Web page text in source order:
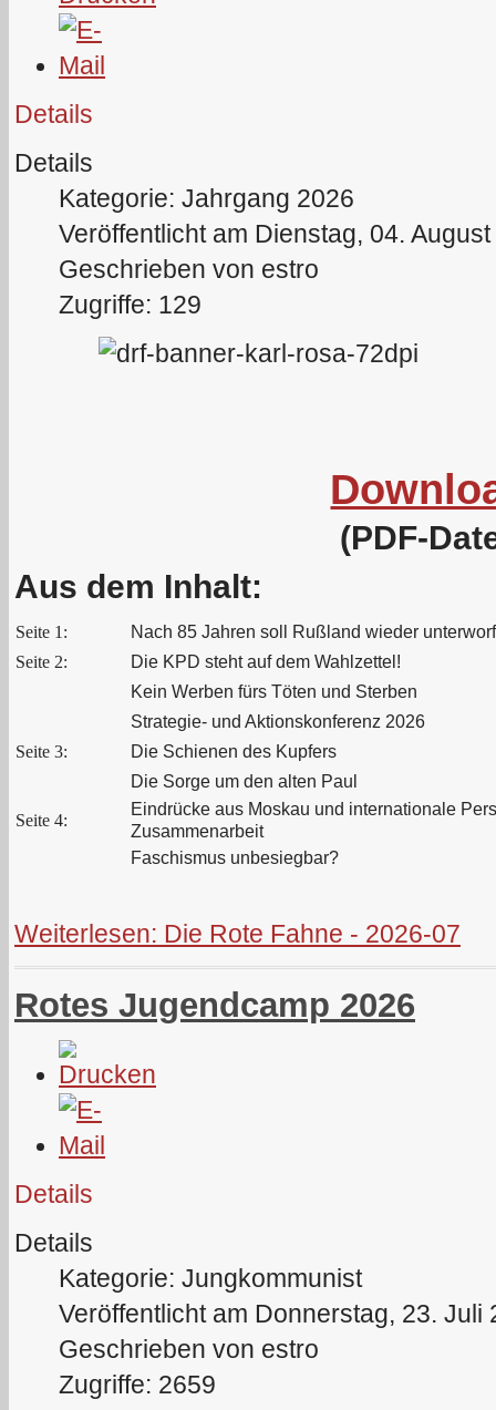
Details
Details
Kategorie: Jahrgang 2026
Veröffentlicht am Dienstag, 04.
Geschrieben von estro
Zugriffe: 129
(PDF-
Aus dem Inhalt:
Seite 1:
Nach 85 Jahren soll Rußland wieder
Seite 2:
Die KPD steht auf dem Wahlzettel!
Kein Werben fürs Töten und Sterben
Strategie- und Aktionskonferenz 2026
Seite 3:
Die Schienen des Kupfers
Die Sorge um den alten Paul
Seite 4:
Eindrücke aus Moskau und internationale
Zusammenarbeit
Faschismus unbesiegbar?
Weiterlesen: Die Rote Fahne - 2026-07
Rotes Jugendcamp 2026
Details
Details
Kategorie: Jungkommunist
Veröffentlicht am Donnerstag, 23. Juli
Geschrieben von estro
Zugriffe: 2659